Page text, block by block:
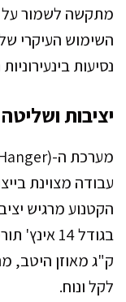
השימוש העיקרי
נסיעות
יציבות ושליטה
עבודה מצוינת
הקטנוע מרגיש
ק"ג מאוזן היטב,
לקל ונוח.